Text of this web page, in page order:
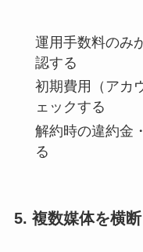
運用手数料のみ
認する
初期費用（アカ
ェックする
解約時の違約金
る
5. 複数媒体を横